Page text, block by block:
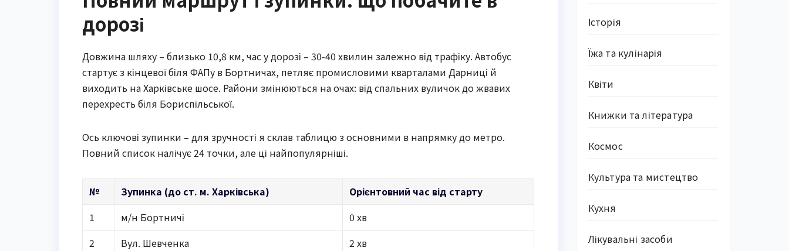
дорозі
Довжина шляху – близько 10,8 км, час у дорозі – 30-40 хвилин залежно від трафіку. Автобус
стартує з кінцевої біля ФАПу в Бортничах, петляє промисловими кварталами Дарниці й
виходить на Харківське шосе. Райони змінюються на очах: від спальних вуличок до жвавих
перехресть біля Бориспільської.
Ось ключові зупинки – для зручності я склав таблицю з основними в напрямку до метро.
Повний список налічує 24 точки, але ці найпопулярніші.
№ Зупинка (до ст. м. Харківська)
Орієнтовний час від старту
1
м/н Бортничі
0 хв
2
Вул. Шевченка
2 хв
Історія
Їжа та кулінарія
Квіти
Книжки та література
Космос
Культура та мистецтво
Кухня
Лікувальні засоби